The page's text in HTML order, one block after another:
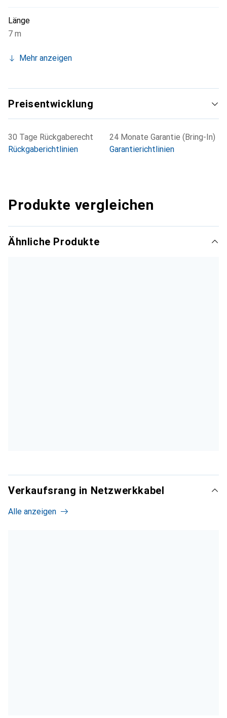
Länge
7 m
Mehr anzeigen
Preisentwicklung
30 Tage Rückgaberecht
Rückgaberichtlinien
24 Monate Garantie (Bring-In)
Garantierichtlinien
Produkte vergleichen
Ähnliche Produkte
Verkaufsrang in Netzwerkkabel
Alle anzeigen